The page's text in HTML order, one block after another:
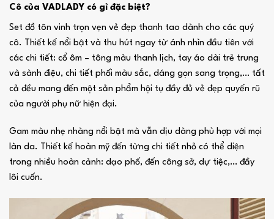
Cô của VADLADY có gì đặc biệt?
Set đồ tôn vinh trọn vẹn vẻ đẹp thanh tao dành cho các quý
cô. Thiết kế nổi bật và thu hút ngay từ ánh nhìn đầu tiên với
các chi tiết: cổ ôm – tông màu thanh lịch, tay áo dài trẻ trung
và sành điệu, chi tiết phối màu sắc, dáng gọn sang trọng,… tất
cả đều mang đến một sản phẩm hội tụ đầy đủ vẻ đẹp quyến rũ
của người phụ nữ hiện đại.
Gam màu nhẹ nhàng nổi bật mà vẫn dịu dàng phù hợp với mọi
làn da. Thiết kế hoàn mỹ đến từng chi tiết nhỏ có thể diện
trong nhiều hoàn cảnh: dạo phố, đến công sở, dự tiệc,… đầy
lôi cuốn.